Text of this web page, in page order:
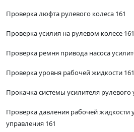
Проверка люфта рулевого колеса 161
Проверка усилия на рулевом колесе 161
Проверка ремня привода насоса
Проверка уровня рабочей жидкости 161
Прокачка системы усилителя рулевого
Проверка давления рабочей жидкости
управления 161